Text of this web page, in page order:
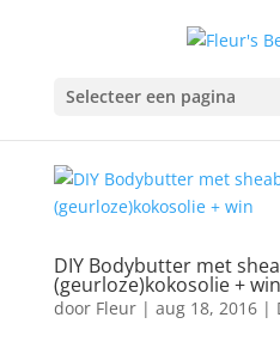
Selecteer een pagina
DIY Bodybutter met
(geurloze)kokosolie + win
door Fleur| aug 18, 2016|